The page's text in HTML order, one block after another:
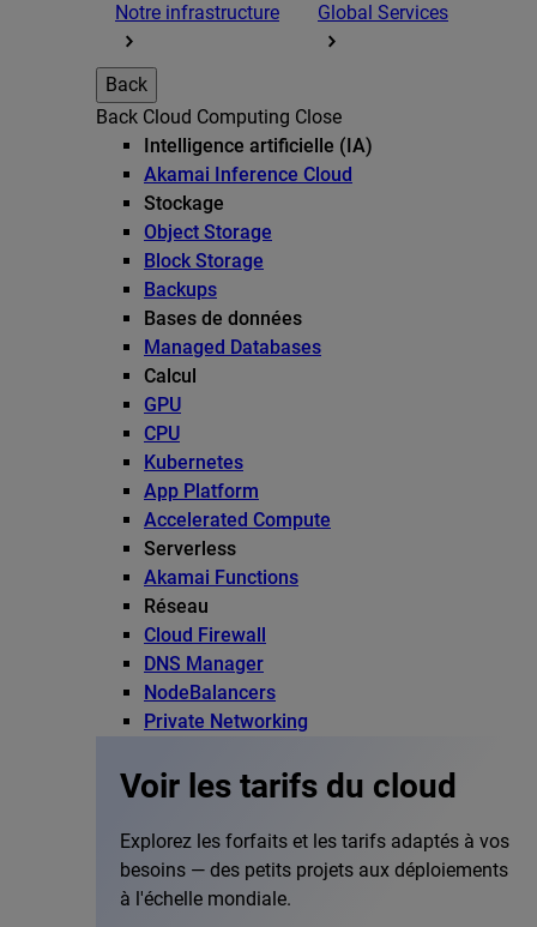
Notre infrastructure Global Services
Back
Back Cloud Computing Close
Intelligence artificielle (IA)
Akamai Inference Cloud
Stockage
Object Storage
Block Storage
Backups
Bases de données
Managed Databases
Calcul
GPU
CPU
Kubernetes
App Platform
Accelerated Compute
Serverless
Akamai Functions
Réseau
Cloud Firewall
DNS Manager
NodeBalancers
Private Networking
Voir les tarifs du cloud
Explorez les forfaits et les tarifs adaptés à vos
besoins — des petits projets aux déploiements
à l'échelle mondiale.